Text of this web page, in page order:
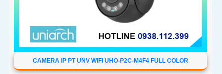
CAMERA IP PT UNV WIFI UHO-P2C-M4F4 FULL COLOR